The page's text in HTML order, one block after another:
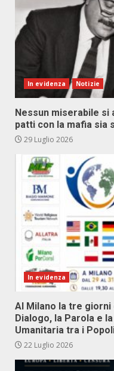
In evidenza Notizie
Nessun miserabile si
patti con la mafia
29 Luglio 2026
In evidenza
Al Milano la tre
Dialogo, la Parola e
Umanitaria tra i
22 Luglio 2026